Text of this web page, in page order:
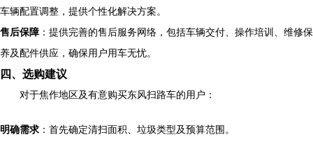
车辆配置调整，提供个性化解决方案。
售后保障 ：提供完善的售后服务网络，包括车辆交付、操作培训、维修保
养及配件供应，确保用户用车无忧。
四、选购建议
对于焦作地区及有意购买东风扫路车的用户：
明确需求 ：首先确定清扫面积、垃圾类型及预算范围。